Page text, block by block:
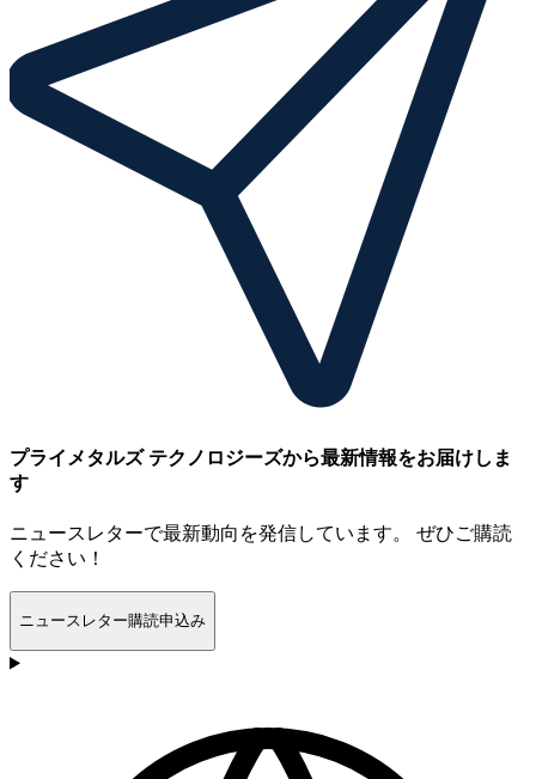
プライメタルズ テクノロジーズから最新情報をお届けしま
す
ニュースレターで最新動向を発信しています。 ぜひご購読
ください！
ニュースレター購読申込み